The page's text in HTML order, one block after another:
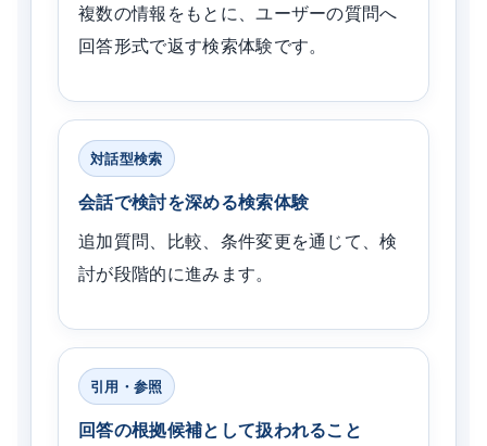
複数の情報をもとに、ユーザーの質問へ
回答形式で返す検索体験です。
対話型検索
会話で検討を深める検索体験
追加質問、比較、条件変更を通じて、検
討が段階的に進みます。
引用・参照
回答の根拠候補として扱われること